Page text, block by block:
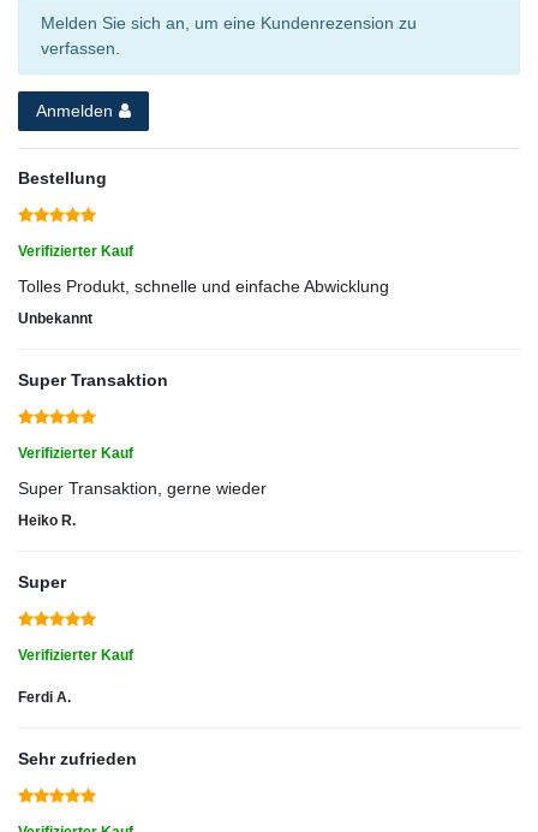
Melden Sie sich an, um eine Kundenrezension zu
verfassen.
Anmelden
Bestellung
Verifizierter Kauf
Tolles Produkt, schnelle und einfache Abwicklung
Unbekannt
Super Transaktion
Verifizierter Kauf
Super Transaktion, gerne wieder
Heiko R.
Super
Verifizierter Kauf
Ferdi A.
Sehr zufrieden